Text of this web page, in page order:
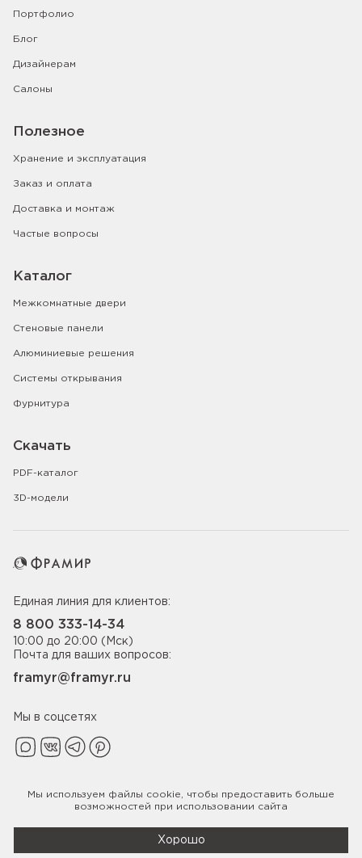
Портфолио
Блог
Дизайнерам
Салоны
Полезное
Хранение и эксплуатация
Заказ и оплата
Доставка и монтаж
Частые вопросы
Каталог
Межкомнатные двери
Стеновые панели
Алюминиевые решения
Системы открывания
Фурнитура
Скачать
PDF-каталог
3D-модели
Единая линия для клиентов:
8 800 333-14-34
10:00 до 20:00 (Мск)
Почта для ваших вопросов:
framyr@framyr.ru
Мы в соцсетях
Политика конфиденциальности
Мы используем файлы cookie , чтобы предоставить больше
возможностей при использовании сайта
Хорошо